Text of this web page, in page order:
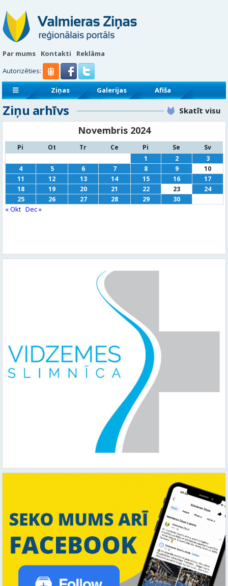
Par mums Kontakti
Reklāma
Autorizēties:
Ziņas Galerijas
Afiša
Sludinājumi
Reklāmraksti
Ziņu arhīvs Skatīt visu
Novembris 2024
Pi Ot Tr Ce Pi Se
Sv
1
2
3
4
5 6 7 8 9
10
11
12 13 14 15 16
17
18
19 20 21 22 23
24
25
26 27 28 29 30
« Okt Dec »